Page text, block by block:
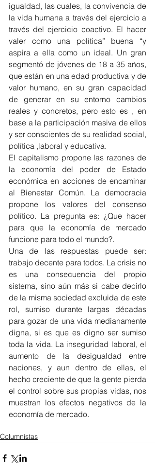
igualdad, las cuales, la convivencia de
la vida humana a través del ejercicio a
través del ejercicio coactivo. El hacer
valer como una política” buena “y
aspira a ella como un ideal. Un gran
segmentó de jóvenes de 18 a 35 años,
que están en una edad productiva y de
valor humano, en su gran capacidad
de generar en su entorno cambios
reales y concretos, pero esto es , en
base a la participación masiva de ellos
y ser conscientes de su realidad social,
política ,laboral y educativa.
El capitalismo propone las razones de
la economía del poder de Estado
económica en acciones de encaminar
al Bienestar Común. La democracia
propone los valores del consenso
político. La pregunta es: ¿Que hacer
para que la economía de mercado
funcione para todo el mundo?.
Una de las respuestas puede ser:
trabajo decente para todos. La crisis no
es una consecuencia del propio
sistema, sino aún más si cabe decirlo
de la misma sociedad excluida de este
rol, sumiso durante largas décadas
para gozar de una vida medianamente
digna, si es que es digno ser sumiso
toda la vida. La inseguridad laboral, el
aumento de la desigualdad entre
naciones, y aun dentro de ellas, el
hecho creciente de que la gente pierda
el control sobre sus propias vidas, nos
muestran los efectos negativos de la
economía de mercado.
Columnistas